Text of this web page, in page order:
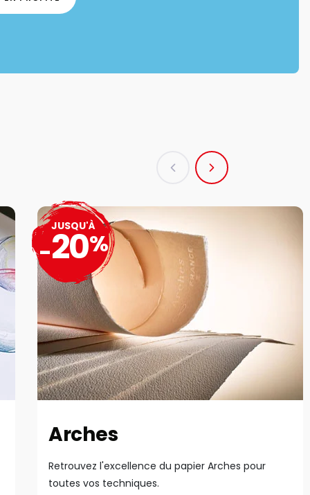
Arches
Retrouvez l'excellence du papier Arches pour
toutes vos techniques.
JUSQU'À
-20%